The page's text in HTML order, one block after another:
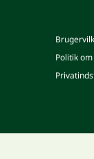
Politik